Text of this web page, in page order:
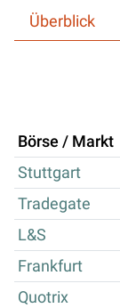
Überblick
Börse / Markt
Stuttgart
Tradegate
L&S
Frankfurt
Quotrix